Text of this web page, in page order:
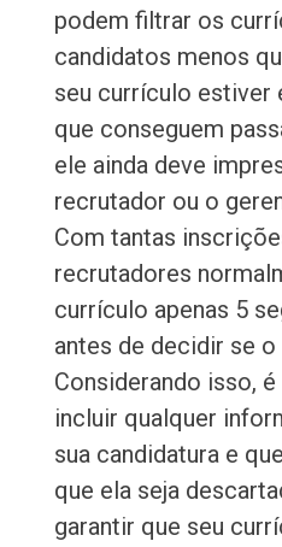
podem filtrar os
candidatos menos
seu currículo estiver
que conseguem
ele ainda deve
recrutador ou o
Com tantas
recrutadores
currículo apenas 5
antes de decidir se
Considerando isso,
incluir qualquer
sua candidatura e
que ela seja
garantir que seu